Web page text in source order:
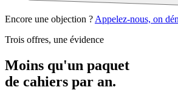
Encore une objection ? Appelez-nous, on
Trois offres, une évidence
Moins qu'un paquet
de cahiers par an.